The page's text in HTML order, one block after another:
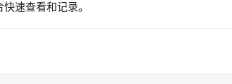
速查看和记录。